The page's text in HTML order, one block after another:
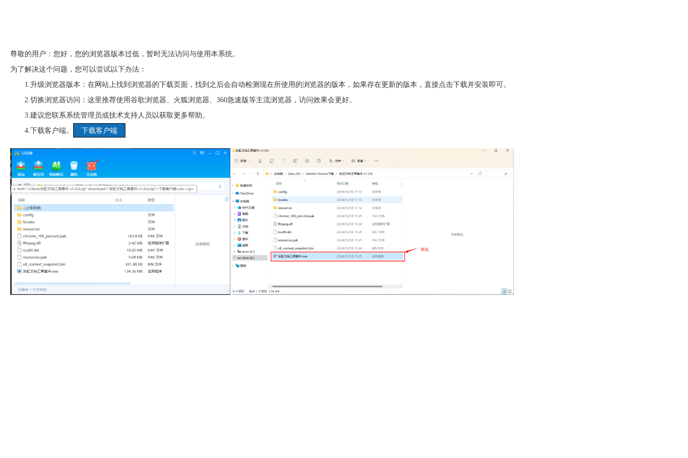
尊敬的用户：您好，您的浏览器版本过低，暂时无法访问与使用本系统。
为了解决这个问题，您可以尝试以下办法：
1.升级浏览器版本：在网站上找到浏览器的下载页面，找到之后会自动检测现在所使用的浏览器的版本，如果存在更新的版本，直接点击下载并安装即可。
2.切换浏览器访问：这里推荐使用谷歌浏览器、火狐浏览器、360急速版等主流浏览器，访问效果会更好。
3.建议您联系系统管理员或技术支持人员以获取更多帮助。
4.下载客户端。
下载客户端